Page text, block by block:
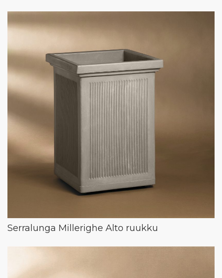
Serralunga Millerighe Alto ruukku